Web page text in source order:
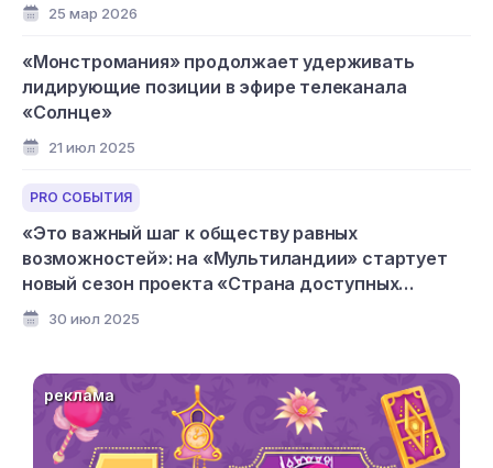
25 мар 2026
«Монстромания» продолжает удерживать
лидирующие позиции в эфире телеканала
«Солнце»
21 июл 2025
PRO СОБЫТИЯ
«Это важный шаг к обществу равных
возможностей»: на «Мультиландии» стартует
новый сезон проекта «Страна доступных
мультфильмов»
30 июл 2025
реклама